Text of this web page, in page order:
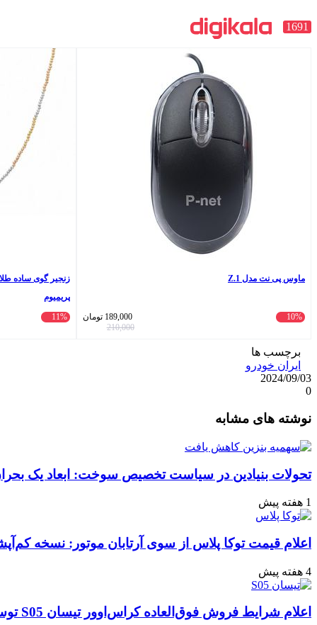
1691
ماوس پی نت مدل Z.1
10%
189,000 تومان
210,000
پریمیوم
11%
برچسب ها
ایران خودرو
2024/09/03
0
آپ
گذاری
ایمیل
نوشته های مشابه
تحولات بنیادین در سیاست تخصیص سوخت: ابعاد یک
1 هفته پیش
اعلام قیمت توکا پلاس از سوی آرتابان موتور: نسخه کم‌آپشن با چه
4 هفته پیش
اعلام شرایط فروش فوق‌العاده کراس‌اوور تیسان S05 توسط تیگارد موتور: قیمت قطعی و جزئیات اقساطی تیر ۱۴۰۵